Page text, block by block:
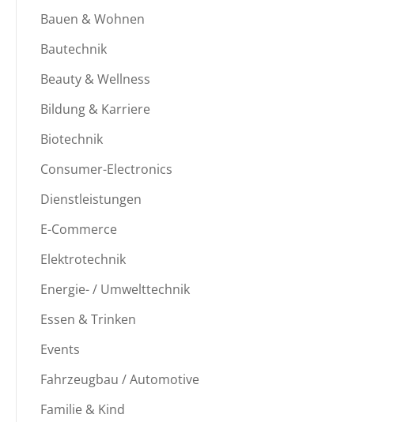
Bauen & Wohnen
Bautechnik
Beauty & Wellness
Bildung & Karriere
Biotechnik
Consumer-Electronics
Dienstleistungen
E-Commerce
Elektrotechnik
Energie- / Umwelttechnik
Essen & Trinken
Events
Fahrzeugbau / Automotive
Familie & Kind